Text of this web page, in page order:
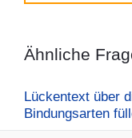
Ähnliche
Lückentext über
Bindungsarten